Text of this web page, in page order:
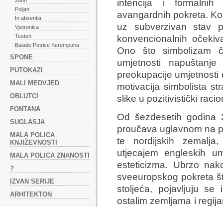
Poljan
In absentia
Vjetrenica
Testen
Balade Petrice Kerempuha
SPONE
PUTOKAZI
MALI MEDVJED
OBLUTCI
FONTANA
SUGLASJA
MALA POLICA
KNJIŽEVNOSTI
MALA POLICA ZNANOSTI
?
IZVAN SERIJE
ARHITEKTON
intencija i formalnih
avangardnih pokreta.
uz subverzivan stav
konvencionalnih
Ono što simbolizam
umjetnosti
preokupacije
motivacija simbolista
slike u pozitivistički
Od šezdesetih godina
proučava uglavnom na
te nordijskih
utjecajem engleskih
esteticizma. Ubrzo
sveeuropskog pokreta
stoljeća, pojavljuju se
ostalim zemljama i